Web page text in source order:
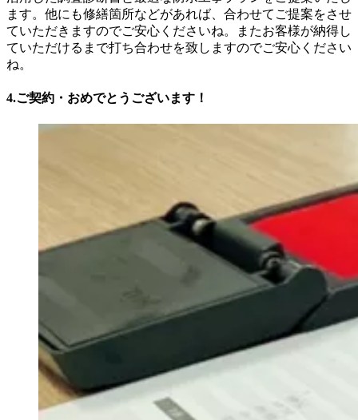
ます。他にも修繕箇所などがあれば、合わせてご提案をさせ
ていただきますのでご安心くださいね。またお客様が納得し
ていただけるまで打ち合わせを致しますのでご安心ください
ね。
4.ご契約・おめでとうございます！